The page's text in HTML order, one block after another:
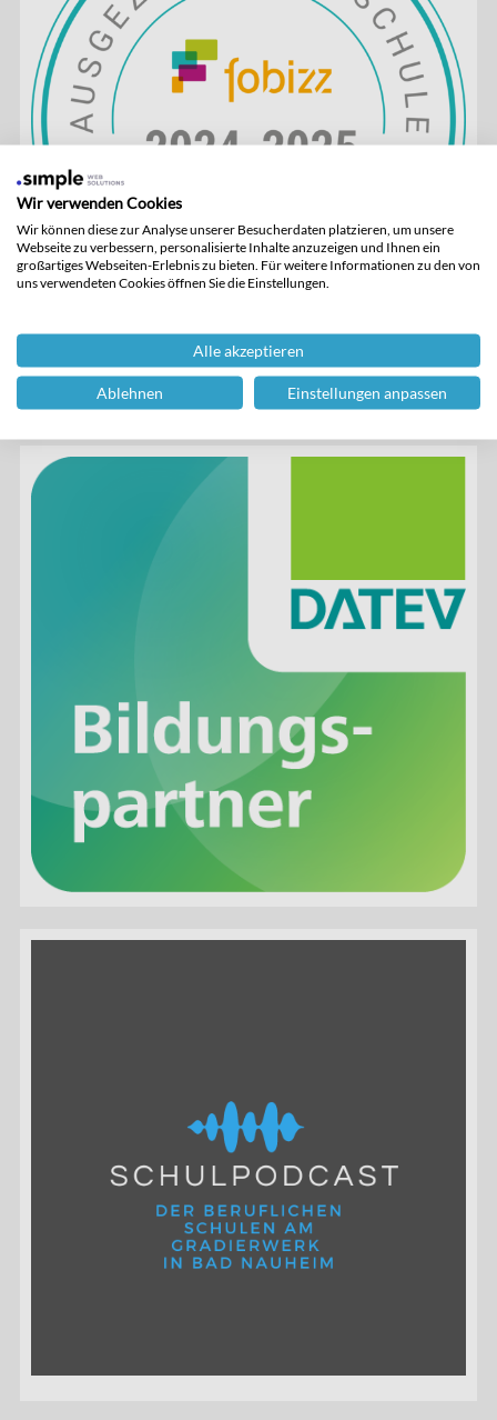
Wir verwenden Cookies
Wir können diese zur Analyse unserer Besucherdaten platzieren, um unsere
Webseite zu verbessern, personalisierte Inhalte anzuzeigen und Ihnen ein
großartiges Webseiten-Erlebnis zu bieten. Für weitere Informationen zu den von
uns verwendeten Cookies öffnen Sie die Einstellungen.
Alle akzeptieren
Ablehnen Einstellungen anpassen